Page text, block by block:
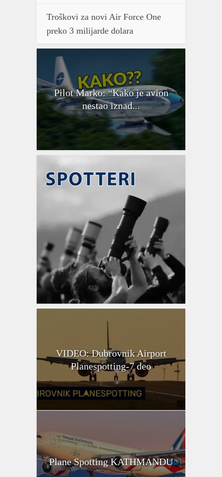
Troškovi za novi Air Force One
preko 3 milijarde dolara
Pilot Marko: “Kako je avion
nestao iznad...
VIDEO: Dubrovnik Airport
Planespotting-7 deo
Plane Spotting KATHMANDU